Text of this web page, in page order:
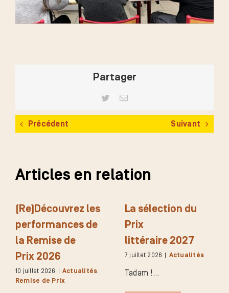
Partager
TwitterEmail
Précédent Suivant
Articles en relation
(Re)Découvrez les
performances de
la Remise de
Prix 2026
10 juillet 2026 | Actualités,
Remise de Prix
La sélection du
Prix
littéraire 2027
7 juillet 2026 | Actualités
Tadam !